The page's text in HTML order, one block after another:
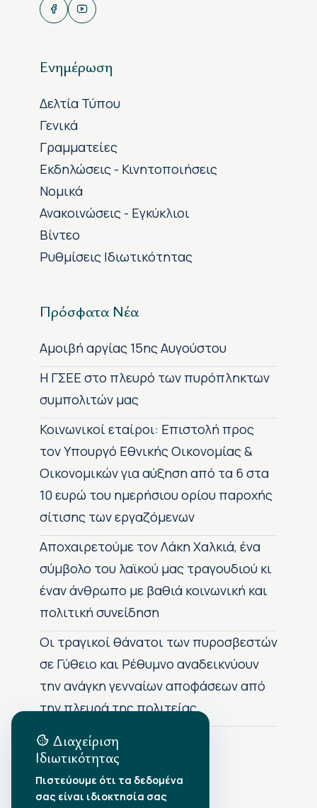
Ενημέρωση
Δελτία Τύπου
Γενικά
Γραμματείες
Εκδηλώσεις - Κινητοποιήσεις
Νομικά
Ανακοινώσεις - Εγκύκλιοι
Βίντεο
Ρυθμίσεις Ιδιωτικότητας
Πρόσφατα Νέα
Αμοιβή αργίας 15ης Αυγούστου
H ΓΣΕΕ στο πλευρό των πυρόπληκτων
συμπολιτών μας
Κοινωνικοί εταίροι: Επιστολή προς
τον Υπουργό Εθνικής Οικονομίας &
Οικονομικών για αύξηση από τα 6 στα
10 ευρώ του ημερήσιου ορίου παροχής
σίτισης των εργαζόμενων
Αποχαιρετούμε τον Λάκη Χαλκιά, ένα
σύμβολο του λαϊκού μας τραγουδιού κι
έναν άνθρωπο με βαθιά κοινωνική και
πολιτική συνείδηση
Οι τραγικοί θάνατοι των πυροσβεστών
σε Γύθειο και Ρέθυμνο αναδεικνύουν
την ανάγκη γενναίων αποφάσεων από
την πλευρά της πολιτείας
Αρχείο Δημοσιεύσεων
•Αύγουστος 2026
Διαχείριση
Ιδιωτικότητας
Πιστεύουμε ότι τα δεδομένα
σας είναι ιδιοκτησία σας